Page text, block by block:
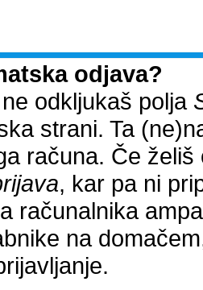
odjava?
odkljukaš polja
strani. Ta
računa. Če
, kar pa ni
računalnika
na